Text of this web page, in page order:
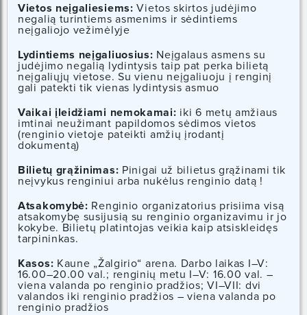
Vietos neįgaliesiems: Vietos skirtos judėjimo
negalią turintiems asmenims ir sėdintiems
neįgaliojo vežimėlyje
Lydintiems neįgaliuosius: Neįgalaus asmens su
judėjimo negalią lydintysis taip pat perka bilietą
neįgaliųjų vietose. Su vienu neįgaliuoju į renginį
gali patekti tik vienas lydintysis asmuo
Vaikai įleidžiami nemokamai: iki 6 metų amžiaus
imtinai neužimant papildomos sėdimos vietos
(renginio vietoje pateikti amžių įrodantį
dokumentą)
Bilietų grąžinimas: Pinigai už bilietus grąžinami tik
neįvykus renginiui arba nukėlus renginio datą !
Atsakomybė: Renginio organizatorius prisiima visą
atsakomybę susijusią su renginio organizavimu ir jo
kokybe. Bilietų platintojas veikia kaip atsiskleidęs
tarpininkas.
Kasos: Kaune „Žalgirio“ arena. Darbo laikas I–V:
16.00–20.00 val.; renginių metu I–V: 16.00 val. –
viena valanda po renginio pradžios; VI–VII: dvi
valandos iki renginio pradžios – viena valanda po
renginio pradžios